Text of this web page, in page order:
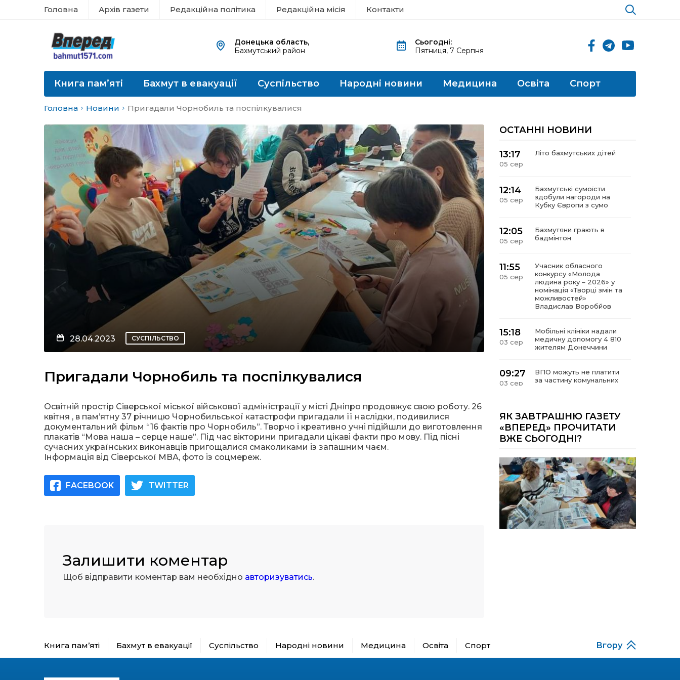
Головна Архів газети Редакційна політика Редакційна місія Контакти
Донецька область,
Бахмутський район
Сьогодні:
Пятниця, 7 Серпня
Книга пам’яті Бахмут в евакуації Суспільство Народні новини Медицина Освіта Спорт
Головна Новини Пригадали Чорнобиль та поспілкувалися
28.04.2023 СУСПІЛЬСТВО
Пригадали Чорнобиль та поспілкувалися
Освітній простір Сіверської міської військової адміністрації у місті Дніпро продовжує свою роботу. 26
квітня , в пам’ятну 37 річницю Чорнобильської катастрофи пригадали її наслідки, подивилися
документальний фільм “16 фактів про Чорнобиль”. Творчо і креативно учні підійшли до виготовлення
плакатів “Мова наша – серце наше”. Під час вікторини пригадали цікаві факти про мову. Під пісні
сучасних українських виконавців пригощалися смаколиками із запашним чаєм.
Інформація від Сіверської МВА, фото із соцмереж.
FACEBOOK TWITTER
Залишити коментар
Щоб відправити коментар вам необхідно авторизуватись.
ОСТАННІ НОВИНИ
13:17
05 сер
Літо бахмутських дітей
12:14
05 сер
Бахмутські сумоїсти
здобули нагороди на
Кубку Європи з сумо
12:05
05 сер
Бахмутяни грають в
бадмінтон
11:55
05 сер
Учасник обласного
конкурсу «Молода
людина року – 2026» у
номінація «Творці змін та
можливостей»
Владислав Воробйов
15:18
03 сер
Мобільні клініки надали
медичну допомогу 4 810
жителям Донеччини
09:27
03 сер
ВПО можуть не платити
за частину комунальних
14:12
01 сер
Досі ВПО? Юристка
розповіла, коли
переселенці втрачають
виплати та статус
внутрішньо переміщеної
14:04
01 сер
Учасниця обласного
конкурсу «Молода
людина року – 2026» у
номінації «Пульс життя»
Аліна Кулик
Денисенко бере участь у
ЯК ЗАВТРАШНЮ ГАЗЕТУ
«ВПЕРЕД» ПРОЧИТАТИ
ВЖЕ СЬОГОДНІ?
Книга пам’яті Бахмут в евакуації Суспільство Народні новини Медицина Освіта Спорт Вгору